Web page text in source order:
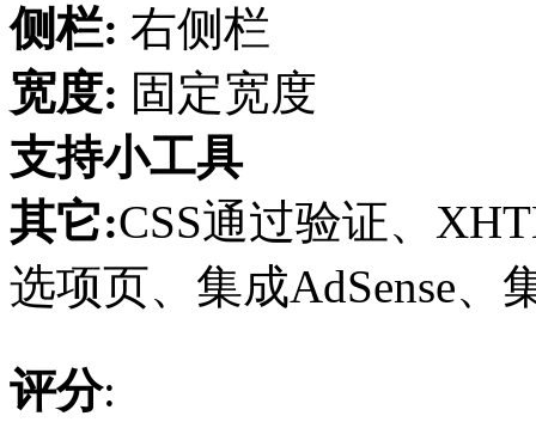
侧栏: 右侧栏
宽度: 固定宽度
支持小工具
其它:CSS通过验证、
选项页、集成AdSense、
评分: